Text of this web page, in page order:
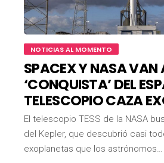
NOTICIAS AL MOMENTO
SPACEX Y NASA VAN
‘CONQUISTA’ DEL
TELESCOPIO CAZA
El telescopio TESS de la NASA
del Kepler, que descubrió casi
exoplanetas que los astrónomos…